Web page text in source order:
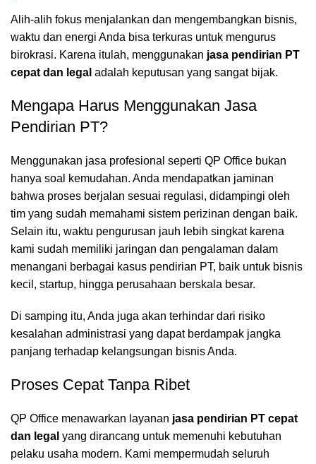
Alih-alih fokus menjalankan dan mengembangkan bisnis,
waktu dan energi Anda bisa terkuras untuk mengurus
birokrasi. Karena itulah, menggunakan jasa pendirian PT
cepat dan legal adalah keputusan yang sangat bijak.
Mengapa Harus Menggunakan Jasa
Pendirian PT?
Menggunakan jasa profesional seperti QP Office bukan
hanya soal kemudahan. Anda mendapatkan jaminan
bahwa proses berjalan sesuai regulasi, didampingi oleh
tim yang sudah memahami sistem perizinan dengan baik.
Selain itu, waktu pengurusan jauh lebih singkat karena
kami sudah memiliki jaringan dan pengalaman dalam
menangani berbagai kasus pendirian PT, baik untuk bisnis
kecil, startup, hingga perusahaan berskala besar.
Di samping itu, Anda juga akan terhindar dari risiko
kesalahan administrasi yang dapat berdampak jangka
panjang terhadap kelangsungan bisnis Anda.
Proses Cepat Tanpa Ribet
QP Office menawarkan layanan jasa pendirian PT cepat
dan legal yang dirancang untuk memenuhi kebutuhan
pelaku usaha modern. Kami mempermudah seluruh